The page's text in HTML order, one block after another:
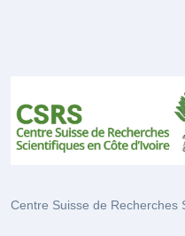
Centre Suisse de Recherches